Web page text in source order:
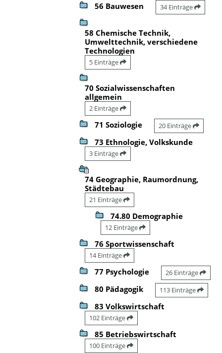
56 Bauwesen 34 Einträge
58 Chemische Technik,
Umwelttechnik, verschiedene
Technologien
5 Einträge
70 Sozialwissenschaften
allgemein
2 Einträge
71 Soziologie 20 Einträge
73 Ethnologie, Volkskunde
3 Einträge
74 Geographie, Raumordnung,
Städtebau
21 Einträge
74.80 Demographie
12 Einträge
76 Sportwissenschaft
14 Einträge
77 Psychologie 26 Einträge
80 Pädagogik 113 Einträge
83 Volkswirtschaft
102 Einträge
85 Betriebswirtschaft
100 Einträge